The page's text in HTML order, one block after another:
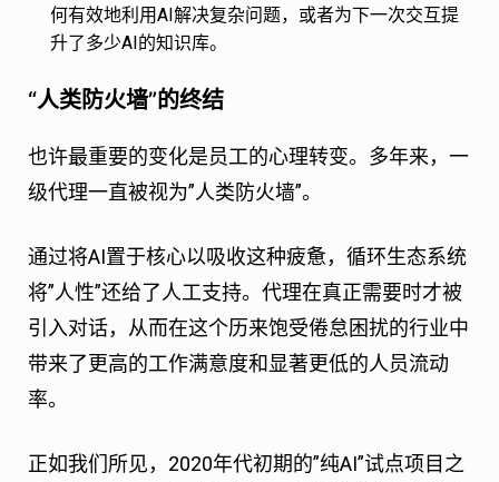
何有效地利用AI解决复杂问题，或者为下一次交互提
升了多少AI的知识库。
“人类防火墙”的终结
也许最重要的变化是员工的心理转变。多年来，一
级代理一直被视为”人类防火墙”。
通过将AI置于核心以吸收这种疲惫，循环生态系统
将”人性”还给了人工支持。代理在真正需要时才被
引入对话，从而在这个历来饱受倦怠困扰的行业中
带来了更高的工作满意度和显著更低的人员流动
率。
正如我们所见，2020年代初期的”纯AI”试点项目之